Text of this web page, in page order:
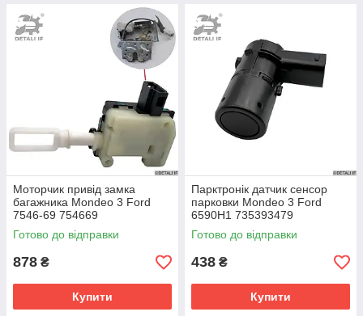
Моторчик привід замка
багажника Mondeo 3 Ford
7546-69 754669
Готово до відправки
878 ₴
Купити
Парктронік датчик сенсор
парковки Mondeo 3 Ford
6590H1 735393479
8200417705
Готово до відправки
438 ₴
Купити